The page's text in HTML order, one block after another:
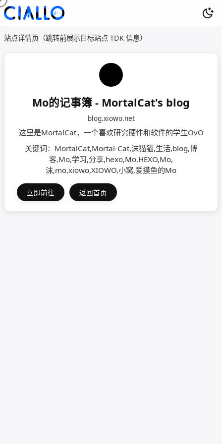
站点详情页（跳转前展示目标站点 TDK 信息）
Mo的记事簿 - MortalCat's blog
blog.xiowo.net
这里是MortalCat，一个喜欢研究硬件和软件的学生OvO
关键词：MortalCat,Mortal-Cat,沫猫猫,生活,blog,博
客,Mo,学习,分享,hexo,Mo,HEXO,Mo,
沫,mo,xiowo,XIOWO,小窝,爱摸鱼的Mo
立即前往 返回首页